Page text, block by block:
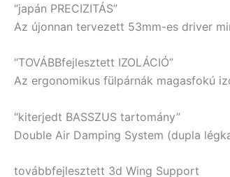
“japán PRECIZITÁS”
Az újonnan tervezett 53mm-es driver
“TOVÁBBfejlesztett IZOLÁCIÓ”
Az ergonomikus fülpárnák magasfokú
“kiterjedt BASSZUS tartomány”
Double Air Damping System (dupla
továbbfejlesztett 3d Wing Support